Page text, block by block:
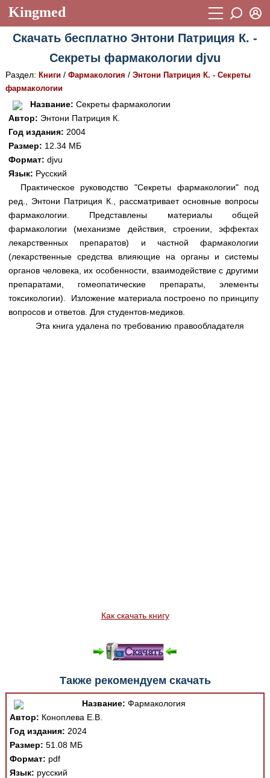
Kingmed
Учебный материал
Видеогалерея 899
Фотогалерея
Истории болезней
Лекции и презентации
Аккредитационные тесты
Методические рекомендации
Научно-популярное
Статьи
Новости
Медицинская стандартизация
Нормативы экстренной и неотложной помощи
Нормы лабораторных и инструментальных
Пароль
Восстановить пароль
Регистрация
Скачать бесплатно Энтони Патриция К. -
Секреты фармакологии djvu
Раздел: Книги/ Фармакология / Энтони Патриция К. - Секреты
фармакологии
Название: Секреты фармакологии
Автор: Энтони Патриция К.
Год издания: 2004
Размер: 12.34 МБ
Формат: djvu
Язык: Русский
Практическое руководство "Секреты фармакологии" под
ред., Энтони Патриция К., рассматривает основные вопросы
фармакологии. Представлены материалы общей
фармакологии (механизме действия, строении, эффектах
лекарственных препаратов) и частной фармакологии
(лекарственные средства влияющие на органы и системы
органов человека, их особенности, взаимодействие с другими
препаратами, гомеопатические препараты, элементы
токсикологии). Изложение материала построено по принципу
вопросов и ответов. Для студентов-медиков.
Эта книга удалена по требованию правообладателя
Как скачать книгу
Также рекомендуем скачать
Название: Фармакология
Автор: Коноплева Е.В.
Год издания: 2024
Размер: 51.08 МБ
Формат: pdf
Язык: русский